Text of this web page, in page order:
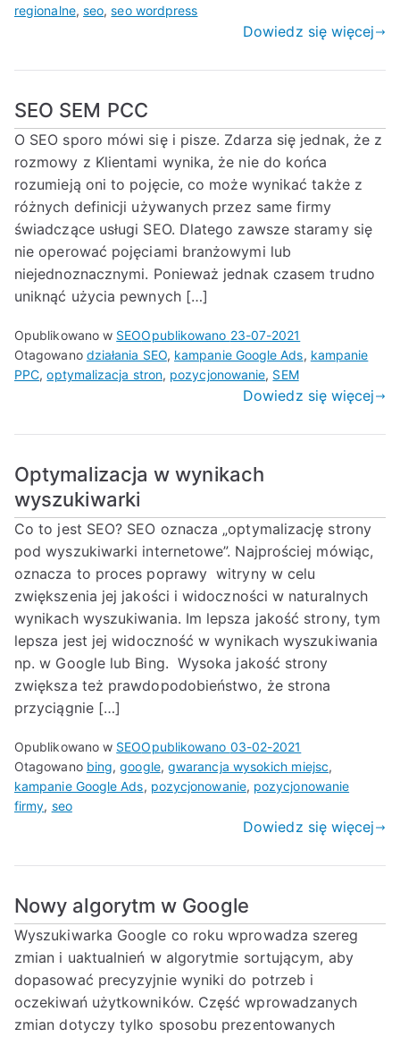
regionalne, seo,seo wordpress
Dowiedz się więcej
SEO SEM PCC
O SEO sporo mówi się i pisze. Zdarza się jednak, że z
rozmowy z Klientami wynika, że nie do końca
rozumieją oni to pojęcie, co może wynikać także z
różnych definicji używanych przez same firmy
świadczące usługi SEO. Dlatego zawsze staramy się
nie operować pojęciami branżowymi lub
niejednoznacznymi. Ponieważ jednak czasem trudno
uniknąć użycia pewnych […]
Opublikowano w SEOOpublikowano 23-07-2021
Otagowano działania SEO, kampanie Google Ads, kampanie
PPC,optymalizacja stron, pozycjonowanie, SEM
Dowiedz się więcej
Optymalizacja w wynikach
wyszukiwarki
Co to jest SEO? SEO oznacza „optymalizację strony
pod wyszukiwarki internetowe”. Najprościej mówiąc,
oznacza to proces poprawy witryny w celu
zwiększenia jej jakości i widoczności w naturalnych
wynikach wyszukiwania. Im lepsza jakość strony, tym
lepsza jest jej widoczność w wynikach wyszukiwania
np. w Google lub Bing. Wysoka jakość strony
zwiększa też prawdopodobieństwo, że strona
przyciągnie […]
Opublikowano w SEOOpublikowano 03-02-2021
Otagowano bing,google, gwarancja wysokich miejsc,
kampanie Google Ads, pozycjonowanie, pozycjonowanie
firmy, seo
Dowiedz się więcej
Nowy algorytm w Google
Wyszukiwarka Google co roku wprowadza szereg
zmian i uaktualnień w algorytmie sortującym, aby
dopasować precyzyjnie wyniki do potrzeb i
oczekiwań użytkowników. Część wprowadzanych
zmian dotyczy tylko sposobu prezentowanych